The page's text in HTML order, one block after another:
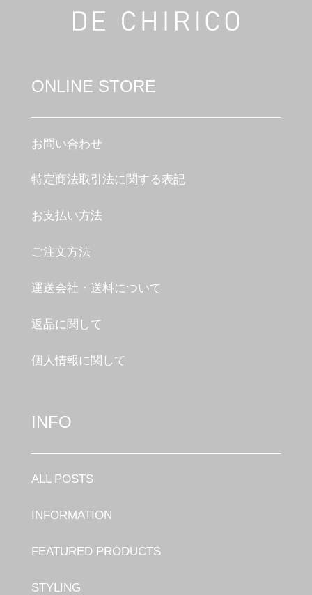
ONLINE STORE
お問い合わせ
特定商法取引法に関する表記
お支払い方法
ご注文方法
運送会社・送料について
返品に関して
個人情報に関して
INFO
ALL POSTS
INFORMATION
FEATURED PRODUCTS
STYLING